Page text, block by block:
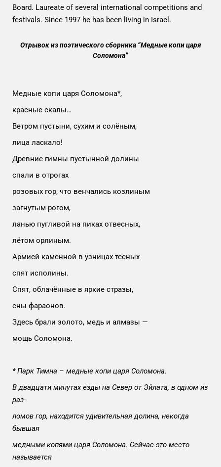
Board. Laureate of several international competitions and
festivals. Since 1997 he has been living in Israel.
Отрывок из поэтического сборника “Медные копи царя
Соломона”
Медные копи царя Соломона*,
красные скалы…
Ветром пустыни, сухим и солёным,
лица ласкало!
Древние гимны пустынной долины
спали в отрогах
розовых гор, что венчались козлиным
загнутым рогом,
ланью пугливой на пиках отвесных,
лётом орлиным.
Армией каменной в узницах тесных
спят исполины.
Спят, облачённые в яркие стразы,
сны фараонов.
Здесь брали золото, медь и алмазы —
мощь Соломона.
* Парк Тимна – медные копи царя Соломона.
В двадцати минутах езды на Север от Эйлата, в одном из
раз-
ломов гор, находится удивительная долина, некогда
бывшая
медными копями царя Соломона. Сейчас это место
называется